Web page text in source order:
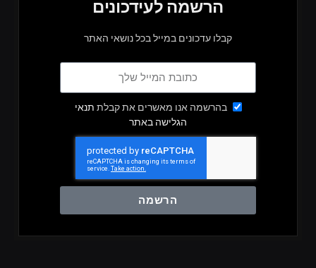
הרשמה לעידכונים
קבלו עדכונים במייל בכל נושאי האתר
בהרשמה אנו מאשרים את קבלת תנאי
הגלישה באתר
הרשמה